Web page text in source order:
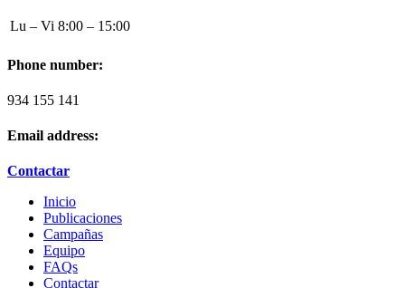
Lu – Vi 8:00 – 15:00
Phone number:
934 155 141
Email address:
Contactar
Inicio
Publicaciones
Campañas
Equipo
FAQs
Contactar